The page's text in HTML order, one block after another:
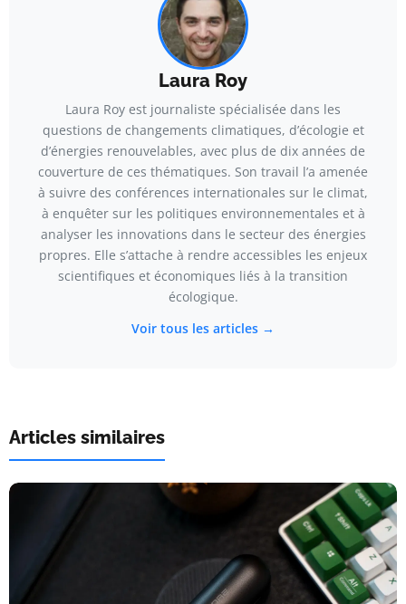
Laura Roy
Laura Roy est journaliste spécialisée dans les
questions de changements climatiques, d’écologie et
d’énergies renouvelables, avec plus de dix années de
couverture de ces thématiques. Son travail l’a amenée
à suivre des conférences internationales sur le climat,
à enquêter sur les politiques environnementales et à
analyser les innovations dans le secteur des énergies
propres. Elle s’attache à rendre accessibles les enjeux
scientifiques et économiques liés à la transition
écologique.
Voir tous les articles →
Articles similaires